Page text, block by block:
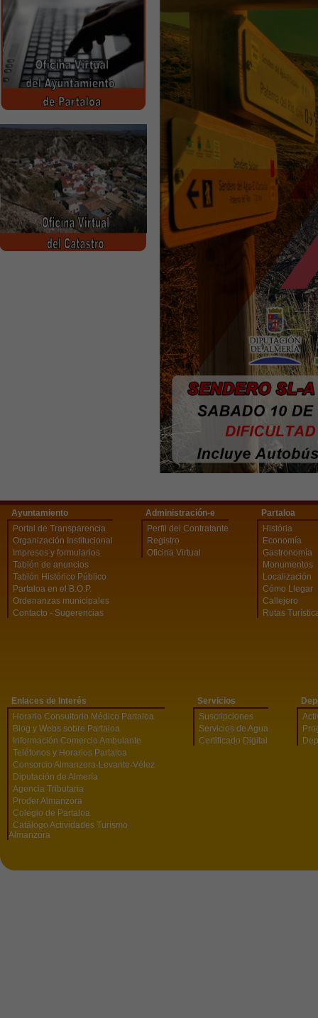
Ayuntamiento
Portal de Transparencia
Organización Institucional
Impresos y formularios
Tablón de anuncios
Tablón Histórico Público
Partaloa en el B.O.P.
Ordenanzas municipales
Contacto - Sugerencias
Administración-e
Perfil del Contratante
Registro
Oficina Virtual
Partaloa
História
Economía
Gastronomía
Monumentos
Localización
Cómo Llegar
Callejero
Rutas
Enlaces de Interés
Horario Consultorio Médico Partaloa
Blog y Webs sobre Partaloa
Información Comercio Ambulante
Teléfonos y Horarios Partaloa
Consorcio Almanzora-Levante-Vélez
Diputación de Almería
Agencia Tributaria
Proder Almanzora
Colegio de Partaloa
Catálogo Actividades Turismo
Almanzora
Servicios
Suscripciones
Servicios de Agua
Certificado Digital